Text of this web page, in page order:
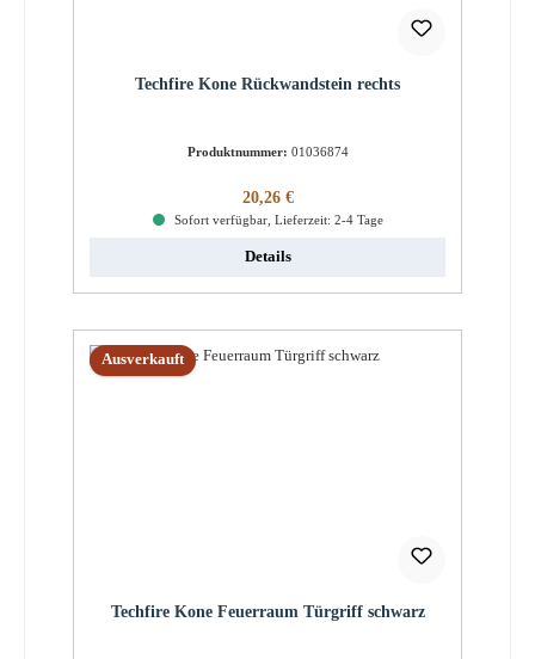
Techfire Kone Rückwandstein rechts
Produktnummer: 01036874
Regulärer Preis:
20,26 €
Sofort verfügbar, Lieferzeit: 2-4 Tage
Details
Ausverkauft
Techfire Kone Feuerraum Türgriff schwarz